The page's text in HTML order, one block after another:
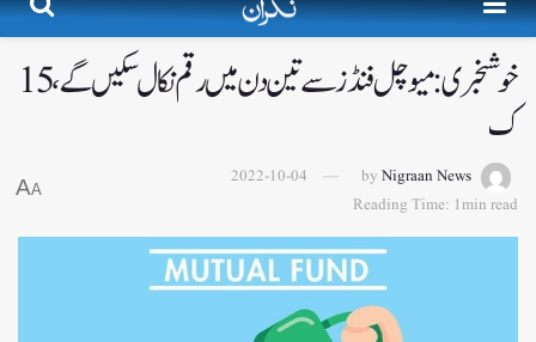
خوشخبری: میوچل فنڈز سے تین دن میں رقم نکال سکیں گے، 15
ک
by Nigraan News
2022-10-04
Reading Time: 1min read
A
A